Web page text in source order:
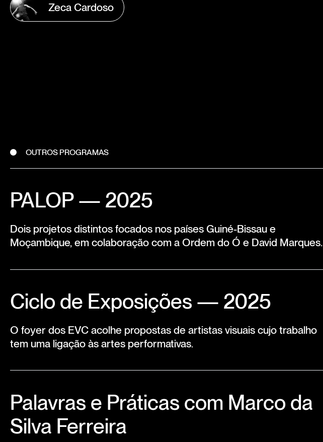
Zeca Cardoso
OUTROS PROGRAMAS
PALOP — 2025
Dois projetos distintos focados nos países Guiné-Bissau e
Moçambique, em colaboração com a Ordem do Ó e David Marques.
Ciclo de Exposições — 2025
O foyer dos EVC acolhe propostas de artistas visuais cujo trabalho
tem uma ligação às artes performativas.
Palavras e Práticas com Marco da
Silva Ferreira